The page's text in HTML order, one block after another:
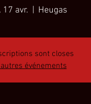
17 avr. Heugas
sont closes
événements